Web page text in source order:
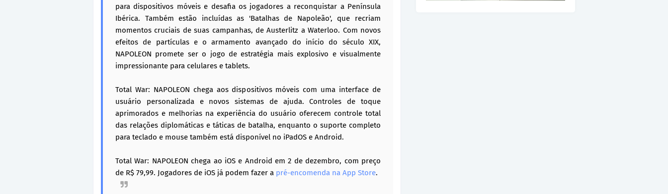
para dispositivos móveis e desafia os jogadores a reconquistar a Península
Ibérica. Também estão incluídas as 'Batalhas de Napoleão', que recriam
momentos cruciais de suas campanhas, de Austerlitz a Waterloo. Com novos
efeitos de partículas e o armamento avançado do início do século XIX,
NAPOLEON promete ser o jogo de estratégia mais explosivo e visualmente
impressionante para celulares e tablets.
Total War: NAPOLEON chega aos dispositivos móveis com uma interface de
usuário personalizada e novos sistemas de ajuda. Controles de toque
aprimorados e melhorias na experiência do usuário oferecem controle total
das relações diplomáticas e táticas de batalha, enquanto o suporte completo
para teclado e mouse também está disponível no iPadOS e Android.
Total War: NAPOLEON chega ao iOS e Android em 2 de dezembro, com preço
de R$ 79,99. Jogadores de iOS já podem fazer a pré-encomenda na App Store.